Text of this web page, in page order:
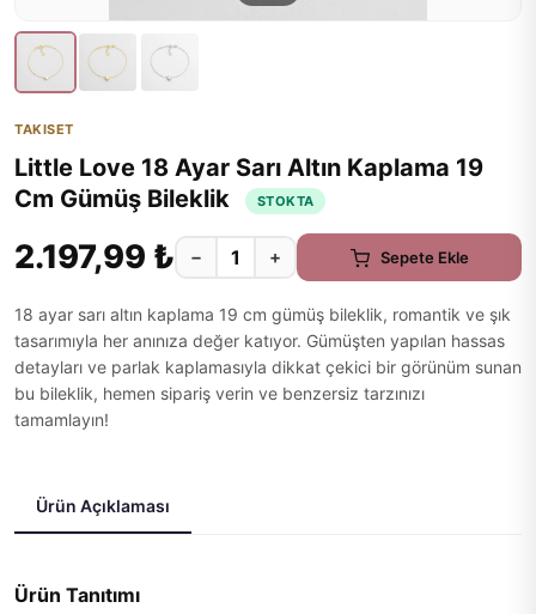
TAKISET
Little Love 18 Ayar Sarı Altın Kaplama 19
Cm Gümüş Bileklik
STOKTA
2.197,99 ₺ − + Sepete Ekle
18 ayar sarı altın kaplama 19 cm gümüş bileklik, romantik ve şık
tasarımıyla her anınıza değer katıyor. Gümüşten yapılan hassas
detayları ve parlak kaplamasıyla dikkat çekici bir görünüm sunan
bu bileklik, hemen sipariş verin ve benzersiz tarzınızı
tamamlayın!
Ürün Açıklaması
Ürün Tanıtımı